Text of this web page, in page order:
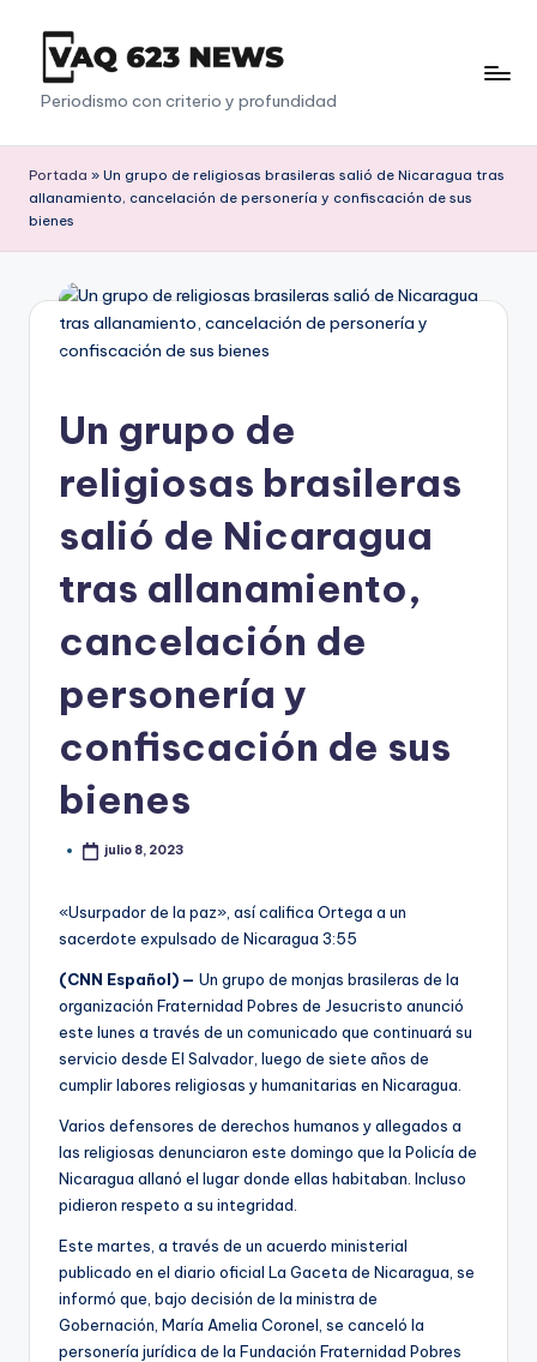
Saltar
contenido
V
a
q
6
2
3
Periodismo con criterio y profundidad
Portada » Un grupo de religiosas brasileras salió de Nicaragua tras
allanamiento, cancelación de personería y confiscación de sus
bienes
Un grupo de
religiosas brasileras
salió de Nicaragua
tras allanamiento,
cancelación de
personería y
confiscación de sus
bienes
julio 8, 2023
«Usurpador de la paz», así califica Ortega a un
sacerdote expulsado de Nicaragua 3:55
(CNN Español) — Un grupo de monjas brasileras de la
organización Fraternidad Pobres de Jesucristo anunció
este lunes a través de un comunicado que continuará su
servicio desde El Salvador, luego de siete años de
cumplir labores religiosas y humanitarias en Nicaragua.
Varios defensores de derechos humanos y allegados a
las religiosas denunciaron este domingo que la Policía de
Nicaragua allanó el lugar donde ellas habitaban. Incluso
pidieron respeto a su integridad.
Este martes, a través de un acuerdo ministerial
publicado en el diario oficial La Gaceta de Nicaragua, se
informó que, bajo decisión de la ministra de
Gobernación, María Amelia Coronel, se canceló la
personería jurídica de la Fundación Fraternidad Pobres